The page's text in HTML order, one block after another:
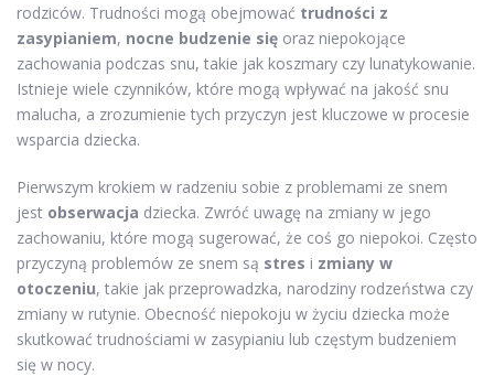
rodziców. Trudności mogą obejmować trudności z
zasypianiem, nocne budzenie się oraz niepokojące
zachowania podczas snu, takie jak koszmary czy lunatykowanie.
Istnieje wiele czynników, które mogą wpływać na jakość snu
malucha, a zrozumienie tych przyczyn jest kluczowe w procesie
wsparcia dziecka.
Pierwszym krokiem w radzeniu sobie z problemami ze snem
jest obserwacja dziecka. Zwróć uwagę na zmiany w jego
zachowaniu, które mogą sugerować, że coś go niepokoi. Często
przyczyną problemów ze snem są stres i zmiany w
otoczeniu, takie jak przeprowadzka, narodziny rodzeństwa czy
zmiany w rutynie. Obecność niepokoju w życiu dziecka może
skutkować trudnościami w zasypianiu lub częstym budzeniem
się w nocy.